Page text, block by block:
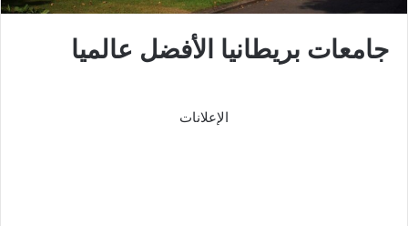
جامعات بريطانيا الأفضل عالميا
الإعلانات